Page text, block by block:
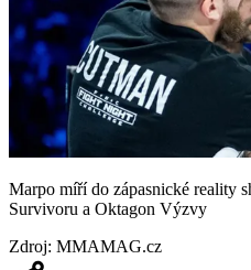
Marpo míří do zápasnické reality
Survivoru a Oktagon Výzvy
Zdroj: MMAMAG.cz